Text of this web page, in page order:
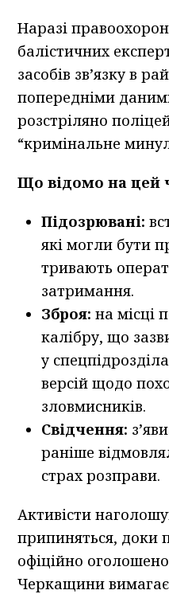
Наразі
балістичних
засобів зв’язку в
попередніми
розстріляно
“кримінальне
Що відомо на цей
Підозрювані:
які могли бути
тривають
затримання.
Зброя: на місці
калібру, що
у
версій щодо
зловмисників.
Свідчення:
раніше
страх розправи.
Активісти
припиняться, доки
офіційно
Черкащини вимагає